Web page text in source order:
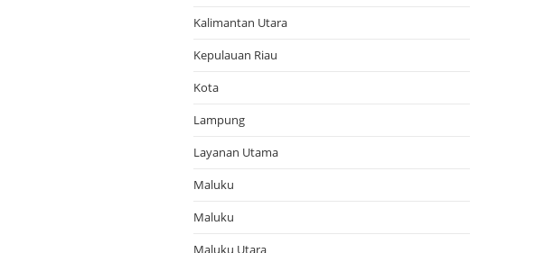
Kalimantan Utara
Kepulauan Riau
Kota
Lampung
Layanan Utama
Maluku
Maluku
Maluku Utara